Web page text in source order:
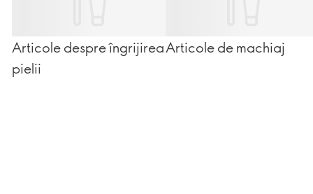
Articole despre îngrijirea
pielii
Articole de machiaj